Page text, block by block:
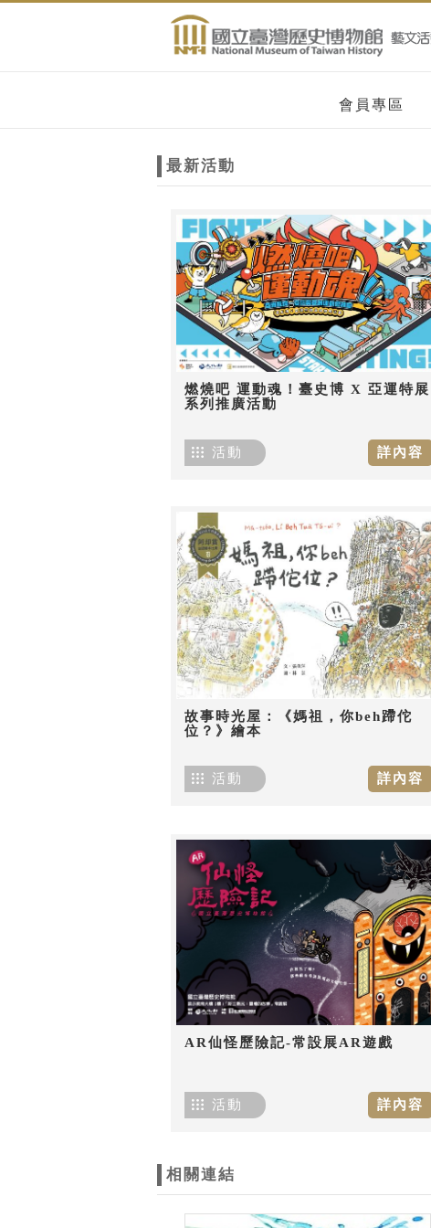
會員專區
最新活動
燃燒吧 運動魂！臺史博 X 亞運特展
系列推廣活動
詳內容
活動
故事時光屋：《媽祖，你beh蹛佗
位？》繪本
詳內容
活動
AR仙怪歷險記-常設展AR遊戲
詳內容
活動
相關連結